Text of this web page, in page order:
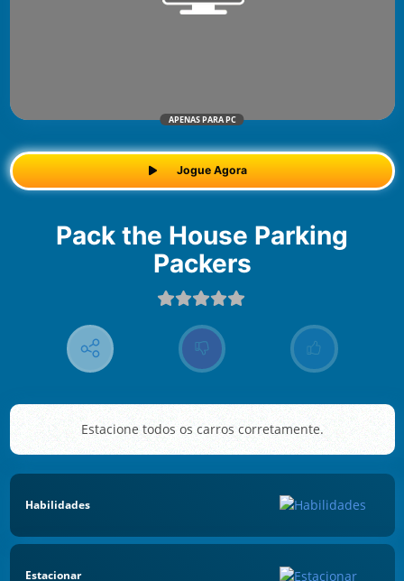
APENAS PARA PC
Jogue Agora
Pack the House Parking
Packers
Estacione todos os carros corretamente.
Habilidades
Estacionar